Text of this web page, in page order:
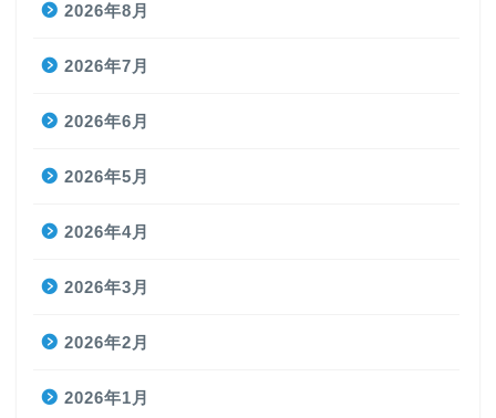
2026年8月
2026年7月
2026年6月
2026年5月
2026年4月
2026年3月
2026年2月
2026年1月